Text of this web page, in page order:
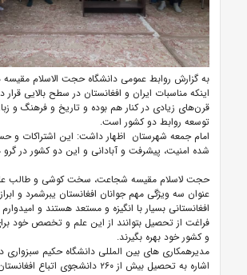
به گزارش روابط عمومی دانشگاه حجت الاسلام مقیسه
اینکه مناسبات ایران و افغانستان در سطح بالایی
قرن‌های زیادی در کنار هم بوده و تاریخ و فرهنگ و
توسعه روابط دو کشور است.
امام جمعه شهرستان اظهار داشت: این اشتراکات
شده امنیت، پیشرفت و آبادانی و این دو کشور در
حجت لاسلام مقیسه شجاعت، سخت کوشی و طالب
عنوان سه ویژگی مهم جوانان افغانستان یبرشمرد و
افغانستانی بسیار با انگیزه و مستعد هستند و
فراغت از تحصیل بتوانند از این علم و تخصص خود
و کشور خود بهره بگیرند.
مدیرهمکاری های بین المللی دانشگاه حکیم
اشاره به تحصیل بیش از ۲۶۰ دانشجوی